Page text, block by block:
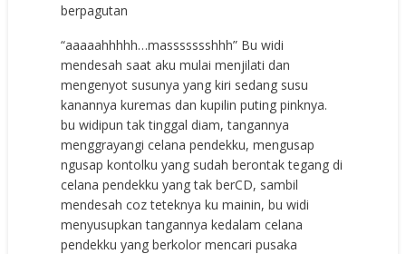
berpagutan
“aaaaahhhhh…massssssshhh” Bu widi
mendesah saat aku mulai menjilati dan
mengenyot susunya yang kiri sedang susu
kanannya kuremas dan kupilin puting pinknya.
bu widipun tak tinggal diam, tangannya
menggrayangi celana pendekku, mengusap
ngusap kontolku yang sudah berontak tegang di
celana pendekku yang tak berCD, sambil
mendesah coz teteknya ku mainin, bu widi
menyusupkan tangannya kedalam celana
pendekku yang berkolor mencari pusaka